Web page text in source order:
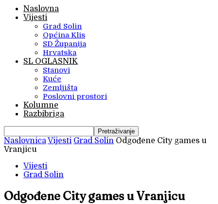
Naslovna
Vijesti
Grad Solin
Općina Klis
SD Županija
Hrvatska
SL OGLASNIK
Stanovi
Kuće
Zemljišta
Poslovni prostori
Kolumne
Razbibriga
NaslovnicaVijesti Grad Solin Odgođene City games u
Vranjicu
Vijesti
Grad Solin
Odgođene City games u Vranjicu